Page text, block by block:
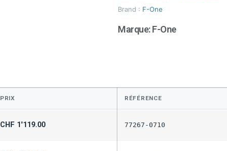
Brand : F-One
Marque:F-One
PRIX RÉFÉRENCE
CHF 1'119.00 77267-0710